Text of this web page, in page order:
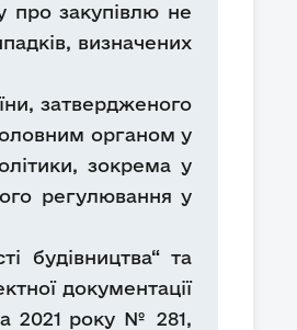
про закупівлю не
визначених
затвердженого
органом у
зокрема у
регулювання у
будівництва“ та
документації
2021 року № 281,